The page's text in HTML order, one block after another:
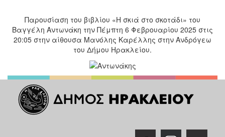
Παρουσίαση του βιβλίου «Η σκιά στο σκοτάδι» του
Βαγγέλη Αντωνάκη την Πέμπτη 6 Φεβρουαρίου 2025 στις
20:05 στην αίθουσα Μανόλης Καρέλλης στην Ανδρόγεω
του Δήμου Ηρακλείου.